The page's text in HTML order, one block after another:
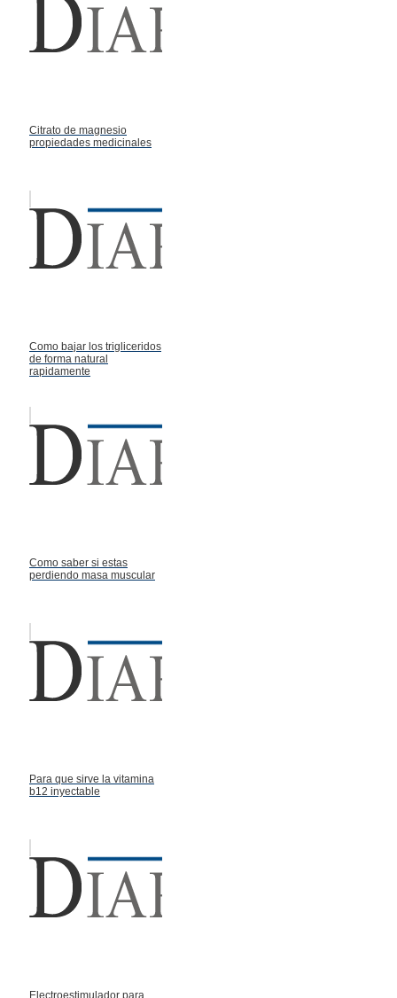
Citrato de magnesio
propiedades medicinales
Como bajar los trigliceridos
de forma natural
rapidamente
Como saber si estas
perdiendo masa muscular
Para que sirve la vitamina
b12 inyectable
Electroestimulador para